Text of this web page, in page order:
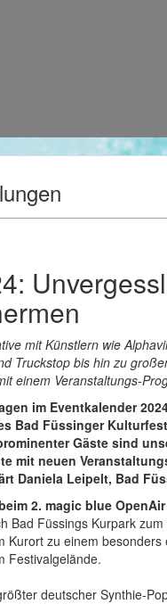
mit Künstlern wie
Truckstop bis hin zu
einem Veranstaltungs-
im Eventkalender
Bad Füssinger
Gäste sind
mit neuen
Daniela Leipelt, Bad
2. magic blue OpenAir
Bad Füssings Kurpark
Kurort zu einem
Festivalgelände.
deutscher Synthie-